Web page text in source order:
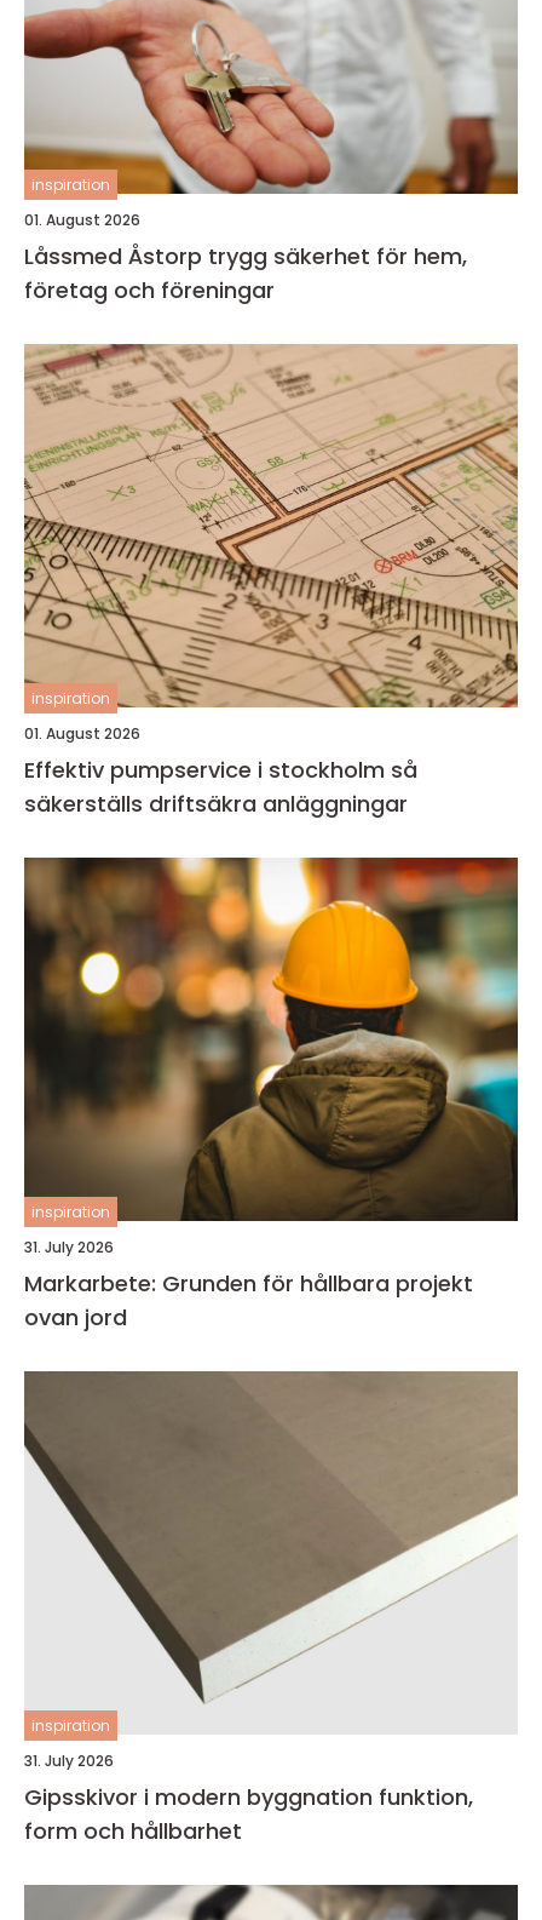
inspiration
01. August 2026
Låssmed Åstorp trygg säkerhet för hem,
företag och föreningar
inspiration
01. August 2026
Effektiv pumpservice i stockholm så
säkerställs driftsäkra anläggningar
inspiration
31. July 2026
Markarbete: Grunden för hållbara projekt
ovan jord
inspiration
31. July 2026
Gipsskivor i modern byggnation funktion,
form och hållbarhet